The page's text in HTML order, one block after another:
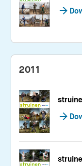
2011